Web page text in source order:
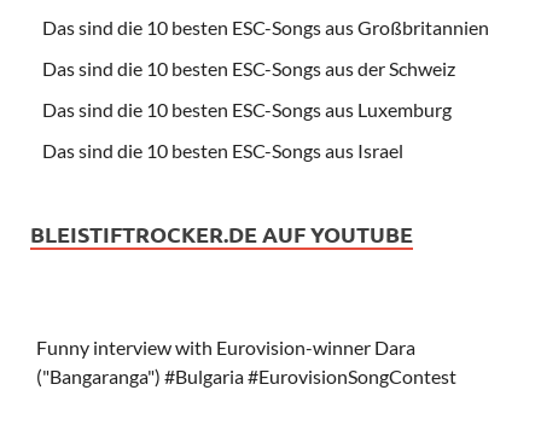
Das sind die 10 besten ESC-Songs aus Großbritannien
Das sind die 10 besten ESC-Songs aus der Schweiz
Das sind die 10 besten ESC-Songs aus Luxemburg
Das sind die 10 besten ESC-Songs aus Israel
BLEISTIFTROCKER.DE AUF YOUTUBE
Funny interview with Eurovision-winner Dara
("Bangaranga") #Bulgaria #EurovisionSongContest